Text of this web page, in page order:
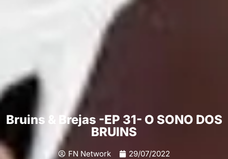
Bruins & Brejas -EP 31- O SONO DOS
BRUINS
FN Network 29/07/2022